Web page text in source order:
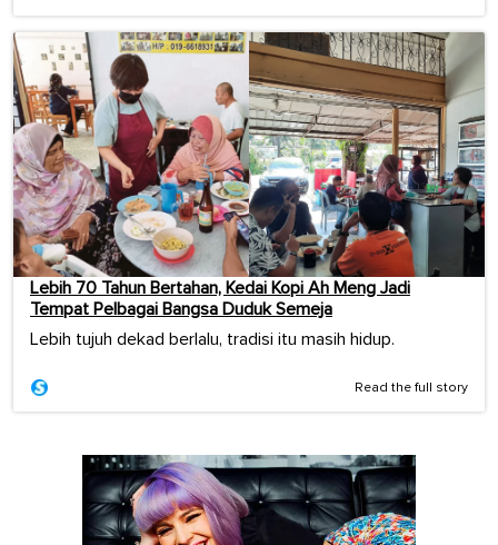
Lebih 70 Tahun Bertahan, Kedai Kopi Ah Meng Jadi
Tempat Pelbagai Bangsa Duduk Semeja
Lebih tujuh dekad berlalu, tradisi itu masih hidup.
Read the full story